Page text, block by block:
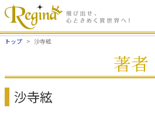
トップ 沙寺絃
著者
沙寺絃